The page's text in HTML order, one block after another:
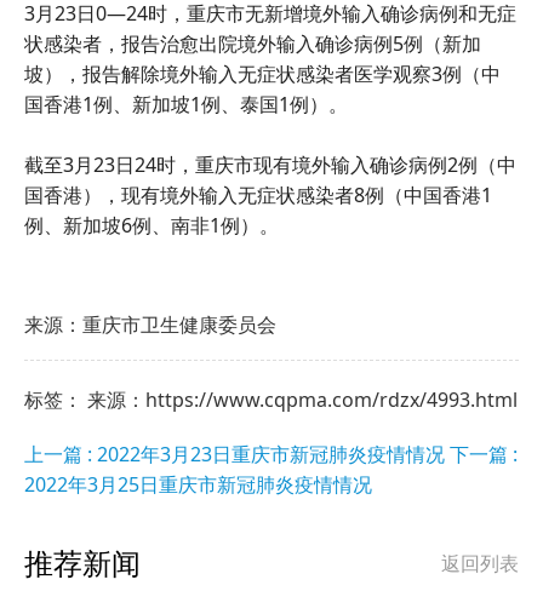
3月23日0—24时，重庆市无新增境外输入确诊病例和无症
状感染者，报告治愈出院境外输入确诊病例5例（新加
坡），报告解除境外输入无症状感染者医学观察3例（中
国香港1例、新加坡1例、泰国1例）。
截至3月23日24时，重庆市现有境外输入确诊病例2例（中
国香港），现有境外输入无症状感染者8例（中国香港1
例、新加坡6例、南非1例）。
来源：重庆市卫生健康委员会
标签： 来源：https://www.cqpma.com/rdzx/4993.html
上一篇 : 2022年3月23日重庆市新冠肺炎疫情情况下一篇 :
2022年3月25日重庆市新冠肺炎疫情情况
返回列表
推荐新闻